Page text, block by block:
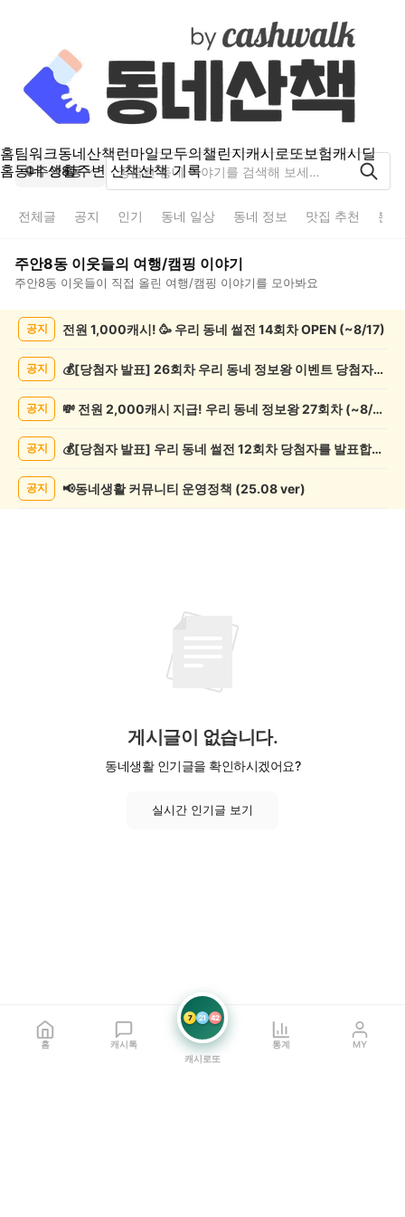
홈팀워크동네산책런마일모두의챌린지캐시로또보험캐시딜
홈동네 생활주변 산책산책 기록
주안8동
전체글 공지 인기 동네 일상 동네 정보 맛집 추천 분
주안8동 이웃들의 여행/캠핑 이야기
주안8동 이웃들이 직접 올린 여행/캠핑 이야기를 모아봐요
행/
목
공지 전원 1,000캐시! 🥳 우리 동네 썰전 14회차 OPEN (~8/17)
공지 💰[당첨자 발표] 26회차 우리 동네 정보왕 이벤트 당첨자를 발표합니다!
공지 💸 전원 2,000캐시 지급! 우리 동네 정보왕 27회차 (~8/10)
공지 💰[당첨자 발표] 우리 동네 썰전 12회차 당첨자를 발표합니다!
공지 📢동네생활 커뮤니티 운영정책 (25.08 ver)
게시글이 없습니다.
동네생활 인기글을 확인하시겠어요?
실시간 인기글 보기
홈 캐시톡
7 21 42
캐시로또
통계 MY